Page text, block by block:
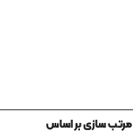
مرتب سازی بر اساس